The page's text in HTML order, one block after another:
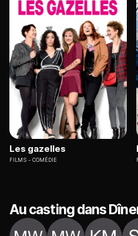
Les gazelles
FILMS COMÉDIE
Au casting dans